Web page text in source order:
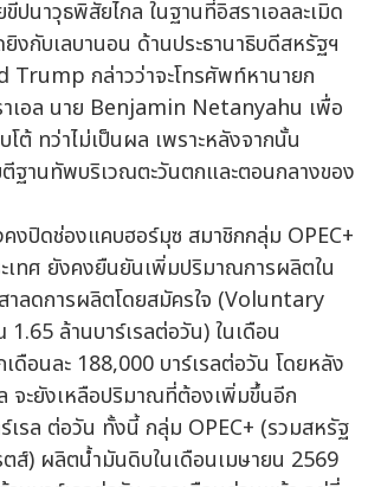
ปนาวุธพิสัยไกล ในฐานที่อิสราเอลละเมิด
งกับเลบานอน ด้านประธานาธิบดีสหรัฐฯ
Trump กล่าวว่าจะโทรศัพท์หานายก
เอล นาย Benjamin Netanyahu เพื่อ
โต้ ทว่าไม่เป็นผล เพราะหลังจากนั้น
ตีฐานทัพบริเวณตะวันตกและตอนกลางของ
งปิดช่องแคบฮอร์มุซ สมาชิกกลุ่ม OPEC+
เทศ ยังคงยืนยันเพิ่มปริมาณการผลิตใน
าลดการผลิตโดยสมัครใจ (Voluntary
ล้านบาร์เรลต่อวัน) ในเดือน
ดือนละ 188,000 บาร์เรลต่อวัน โดยหลัง
จะยังเหลือปริมาณที่ต้องเพิ่มขึ้นอีก
เรล ต่อวัน ทั้งนี้ กลุ่ม OPEC+ (รวมสหรัฐ
ตส์) ผลิตน้ำมันดิบในเดือนเมษายน 2569